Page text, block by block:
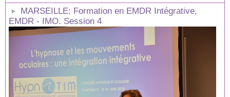
MARSEILLE: Formation en EMDR Intégrative,
EMDR - IMO. Session 4